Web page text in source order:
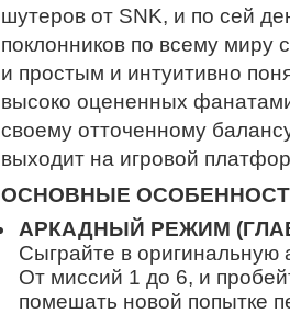
шутеров от SNK, и по сей
поклонников по всему миру
и простым и интуитивно
высоко оцененных
своему отточенному
выходит на игровой
ОСНОВНЫЕ
АРКАДНЫЙ РЕЖИМ
Сыграйте в оригинальную
От миссий 1 до 6, и
помешать новой попытке